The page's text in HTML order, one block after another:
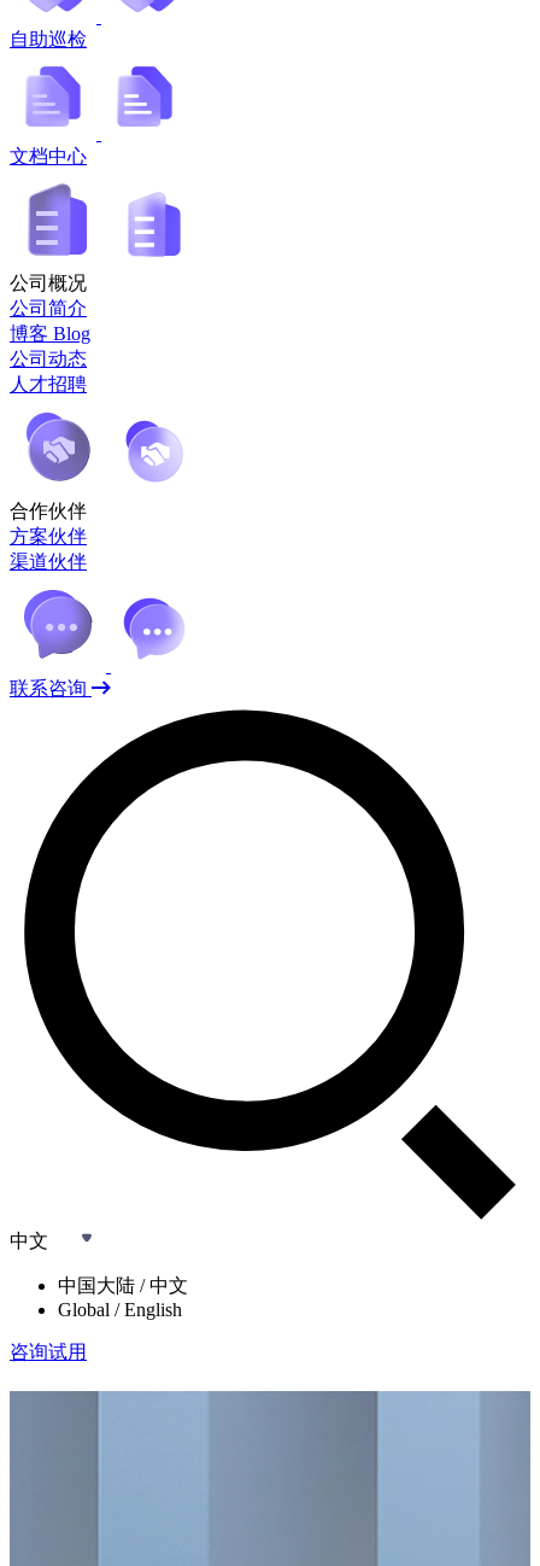
自助巡检
文档中心
公司概况
公司简介
博客 Blog
公司动态
人才招聘
合作伙伴
方案伙伴
渠道伙伴
联系咨询
中文
中国大陆 / 中文
Global / English
咨询试用